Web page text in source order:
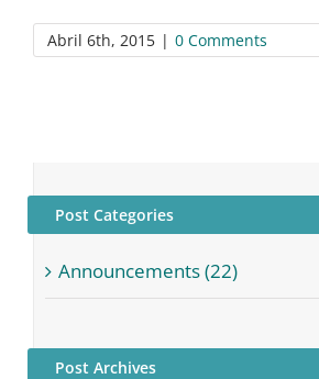
Abril 6th, 2015 | 0 Comments
Post Categories
Announcements (22)
Post Archives